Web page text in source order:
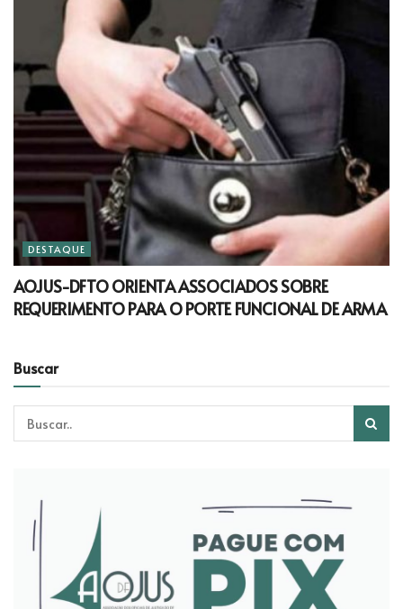
DESTAQUE
AOJUS-DFTO ORIENTA ASSOCIADOS SOBRE
REQUERIMENTO PARA O PORTE FUNCIONAL DE ARMA
Buscar